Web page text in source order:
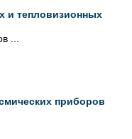
тепловизионных
...
приборов